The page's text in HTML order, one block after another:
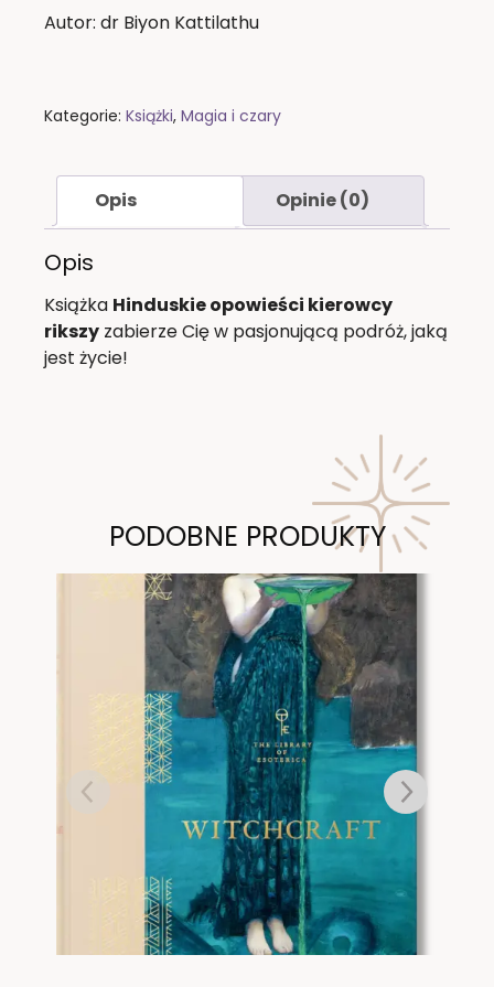
Autor: dr Biyon Kattilathu
Kategorie: Książki, Magia i czary
Opis Opinie (0)
Opis
Książka Hinduskie opowieści kierowcy
rikszy zabierze Cię w pasjonującą podróż, jaką
jest życie!
PODOBNE PRODUKTY